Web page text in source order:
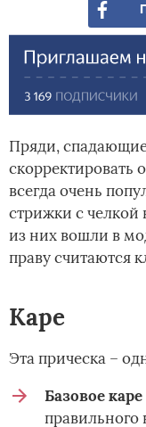
Пряди,
скорректировать
всегда очень
стрижки с
из них вошли в
праву считаются
Каре
Эта прическа –
Базовое каре
правильного